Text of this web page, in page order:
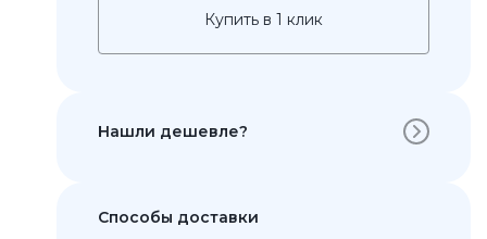
Купить в 1 клик
Нашли дешевле?
Способы доставки